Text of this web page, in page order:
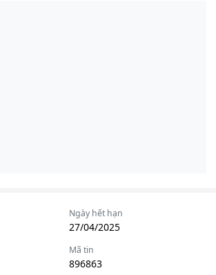
Ngày hết hạn
27/04/2025
Mã tin
896863